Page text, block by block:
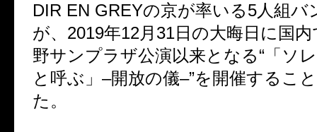
DIR EN GREYの京が率いる5人組バ
が、 2019年12月 31日の大晦日に国
野サンプラザ公演以来となる“「ソ
と呼ぶ」 –開放の儀–”を開催するこ
た。